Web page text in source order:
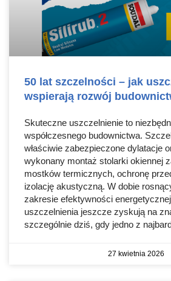
50 lat szczelności – jak
wspierają rozwój
Skuteczne uszczelnienie to
współczesnego budownictwa.
właściwie zabezpieczone dylatacje
wykonany montaż stolarki okiennej
mostków termicznych, ochronę
izolację akustyczną. W dobie
zakresie efektywności
uszczelnienia jeszcze zyskują na
szczególnie dziś, gdy jedno z
27 kwietnia 2026